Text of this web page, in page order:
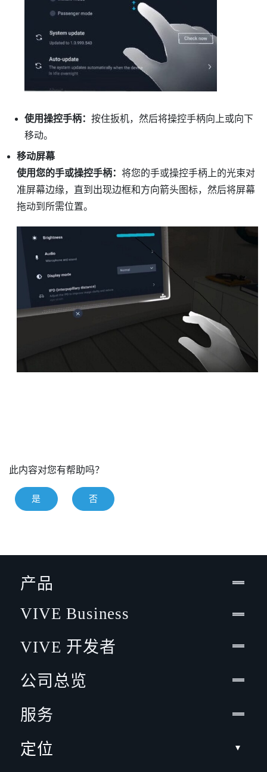
使用操控手柄： 按住扳机，然后将操控手柄向上或向下
移动。
移动屏幕
使用您的手或操控手柄： 将您的手或操控手柄上的光束对
准屏幕边缘，直到出现边框和方向箭头图标，然后将屏幕
拖动到所需位置。
此内容对您有帮助吗？
是 否
产品
VIVE Business
VIVE 开发者
公司总览
服务
定位